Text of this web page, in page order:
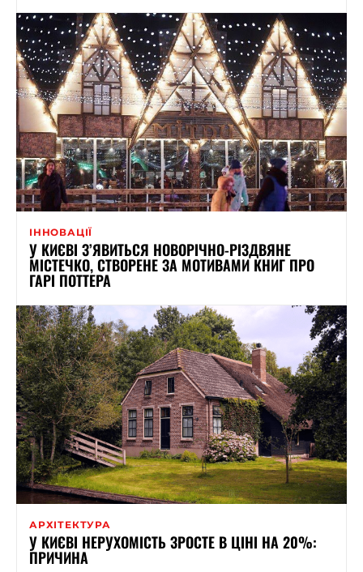
ІННОВАЦІЇ
У КИЄВІ З’ЯВИТЬСЯ НОВОРІЧНО-РІЗДВЯНЕ
МІСТЕЧКО, СТВОРЕНЕ ЗА МОТИВАМИ КНИГ ПРО
ГАРІ ПОТТЕРА
АРХІТЕКТУРА
У КИЄВІ НЕРУХОМІСТЬ ЗРОСТЕ В ЦІНІ НА 20%:
ПРИЧИНА